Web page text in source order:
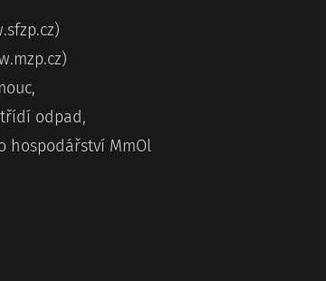
odpad,
hospodářství MmOl